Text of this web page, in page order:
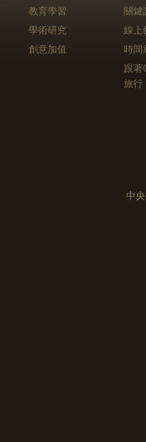
教育學習
學術研究
創意加值
關鍵
線上
時間
跟
旅行
中